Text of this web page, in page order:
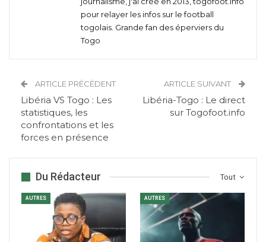
pour relayer les infos sur le football
togolais. Grande fan des éperviers du
Togo
ARTICLE PRÉCÉDENT
Libéria VS Togo : Les
statistiques, les
confrontations et les
forces en présence
ARTICLE SUIVANT
Libéria-Togo : Le direct
sur Togofoot.info
Tout
Du Rédacteur
AUTRES AUTRES